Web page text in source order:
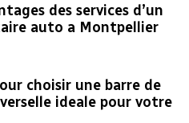
des services d’un
auto a Montpellier
choisir une barre de
ideale pour votre